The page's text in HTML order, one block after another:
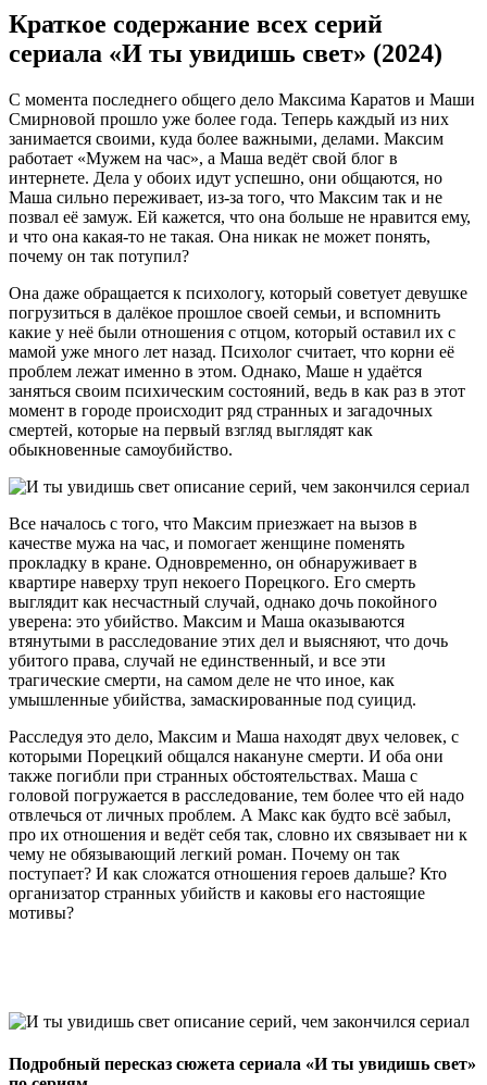
Краткое содержание всех серий
сериала «И ты увидишь свет» (2024)
C момента последнего общего дело Максима Каратов и Маши
Смирновой прошло уже более года. Теперь каждый из них
занимается своими, куда более важными, делами. Максим
работает «Мужем на час», а Маша ведёт свой блог в
интернете. Дела у обоих идут успешно, они общаются, но
Маша сильно переживает, из-за того, что Максим так и не
позвал её замуж. Ей кажется, что она больше не нравится ему,
и что она какая-то не такая. Она никак не может понять,
почему он так потупил?
Она даже обращается к психологу, который советует девушке
погрузиться в далёкое прошлое своей семьи, и вспомнить
какие у неё были отношения с отцом, который оставил их с
мамой уже много лет назад. Психолог считает, что корни её
проблем лежат именно в этом. Однако, Маше н удаётся
заняться своим психическим состояний, ведь в как раз в этот
момент в городе происходит ряд странных и загадочных
смертей, которые на первый взгляд выглядят как
обыкновенные самоубийство.
Все началось с того, что Максим приезжает на вызов в
качестве мужа на час, и помогает женщине поменять
прокладку в кране. Одновременно, он обнаруживает в
квартире наверху труп некоего Порецкого. Его смерть
выглядит как несчастный случай, однако дочь покойного
уверена: это убийство. Максим и Маша оказываются
втянутыми в расследование этих дел и выясняют, что дочь
убитого права, случай не единственный, и все эти
трагические смерти, на самом деле не что иное, как
умышленные убийства, замаскированные под суицид.
Расследуя это дело, Максим и Маша находят двух человек, с
которыми Порецкий общался накануне смерти. И оба они
также погибли при странных обстоятельствах. Маша с
головой погружается в расследование, тем более что ей надо
отвлечься от личных проблем. А Макс как будто всё забыл,
про их отношения и ведёт себя так, словно их связывает ни к
чему не обязывающий легкий роман. Почему он так
поступает? И как сложатся отношения героев дальше? Кто
организатор странных убийств и каковы его настоящие
мотивы?
Подробный пересказ сюжета сериала «И ты увидишь свет»